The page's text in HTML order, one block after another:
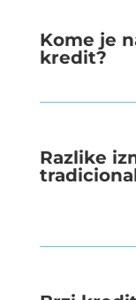
Kome je
kredit?
Razlike